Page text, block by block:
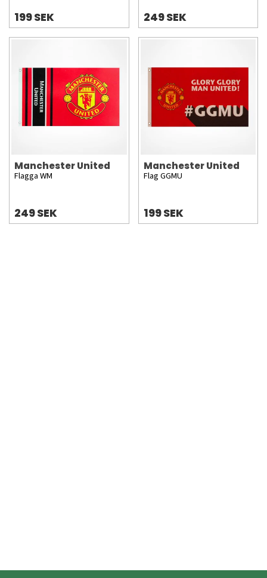
199 SEK 249 SEK
Manchester United
Flagga WM
249 SEK
Manchester United
Flag GGMU
199 SEK